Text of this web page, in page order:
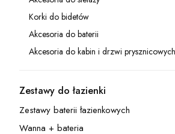
Kategoria - Akcesoria do stelaży
Kategoria - Korki do bidetów
Korki do bidetów
Kategoria - Akcesoria do baterii
Akcesoria do baterii
Kategoria - Akcesoria do kabin i
Akcesoria do kabin i drzwi prysznicowych
Kategoria - Zestawy do łazienki
Zestawy do łazienki
Kategoria - Zestawy baterii
Zestawy baterii łazienkowych
Wanna + bateria